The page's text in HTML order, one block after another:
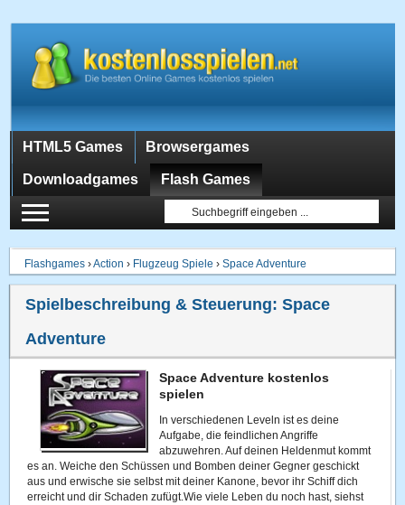
HTML5 Games Browsergames
Downloadgames Flash Games
Flashgames ›Action › Flugzeug Spiele ›Space Adventure
Spielbeschreibung & Steuerung:Space
Adventure
Space Adventure kostenlos
spielen
In verschiedenen Leveln ist es deine
Aufgabe, die feindlichen Angriffe
abzuwehren. Auf deinen Heldenmut kommt
es an. Weiche den Schüssen und Bomben deiner Gegner geschickt
aus und erwische sie selbst mit deiner Kanone, bevor ihr Schiff dich
erreicht und dir Schaden zufügt.Wie viele Leben du noch hast, siehst